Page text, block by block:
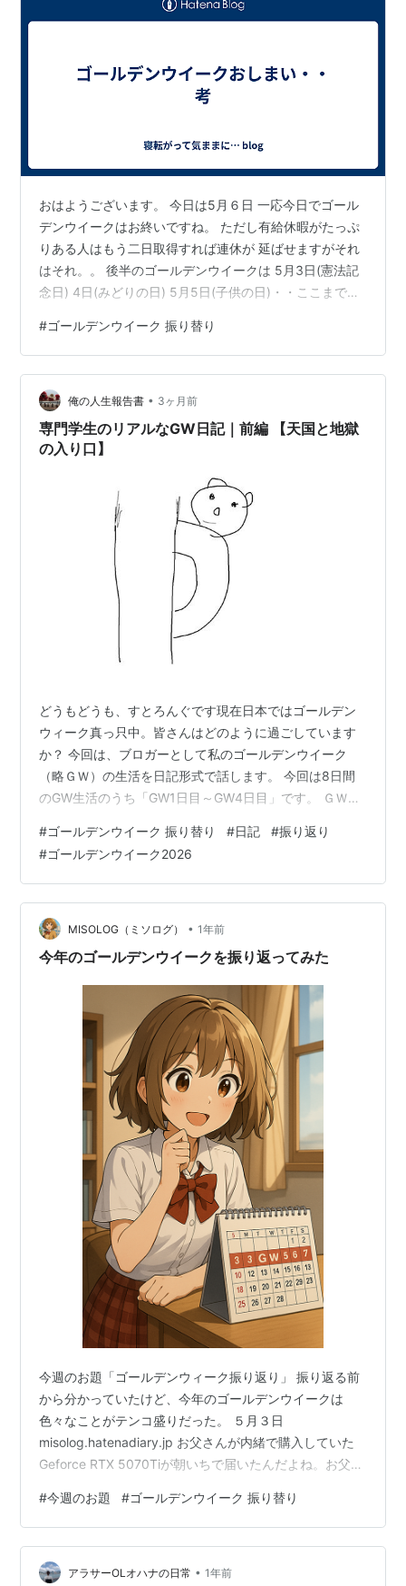
おはようございます。 今日は5月６日 一応今日でゴール
デンウイークはお終いですね。 ただし有給休暇がたっぷ
りある人はもう二日取得すれば連休が 延ばせますがそれ
はそれ。。 後半のゴールデンウイークは 5月3日(憲法記
念日) 4日(みどりの日) 5月5日(子供の日)・・ここまでは
ウイークの最終の5月6日は何の日だったか カレンダー
など見ないで答えられますか(笑) 答えは 振替休日です。
5月3日の憲法記念日は日曜でした。日曜日に祝日が重な
ると翌日に 延ばされるんですね。ところが翌日の4日は
みどりの日で祝日、そうなると 亦翌日5日に延ばされる
と…
#ゴールデンウイーク 振り替り
俺の人生報告書 • 3ヶ月前
専門学生のリアルなGW日記｜前編 【天国と地獄
の入り口】
どうもどうも、すとろんぐです現在日本ではゴールデン
ウィーク真っ只中。皆さんはどのように過ごしています
か？ 今回は、ブロガーとして私のゴールデンウイーク
（略ＧＷ）の生活を日記形式で話します。 今回は8日間
のGW生活のうち「GW1日目～GW4日目」です。 ＧＷ後
もぜひ。
#ゴールデンウイーク 振り替り #日記 #振り返り
#ゴールデンウイーク2026
MISOLOG（ミソログ） • 1年前
今年のゴールデンウイークを振り返ってみた
今週のお題「ゴールデンウィーク振り返り」 振り返る前
から分かっていたけど、今年のゴールデンウイークは
色々なことがテンコ盛りだった。 ５月３日
misolog.hatenadiary.jp お父さんが内緒で購入していた
Geforce RTX 5070Tiが朝いちで届いたんだよね。お父さ
せたりしていたらあっという間に一日が終了。 色々なメ
ーカーからGeforce RTX 5070Tiが発売されているなかで
ASUS製の理由を尋ねた所、ASUSのTFUシリーズはコン
デンサー等の部品に高耐久性のものが使われているから
#今週のお題 #ゴールデンウイーク 振り替り
アラサーOLオハナの日常 • 1年前